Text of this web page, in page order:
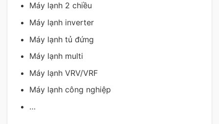
Máy lạnh 2 chiều
Máy lạnh inverter
Máy lạnh tủ đứng
Máy lạnh multi
Máy lạnh VRV/VRF
Máy lạnh công nghiệp
…